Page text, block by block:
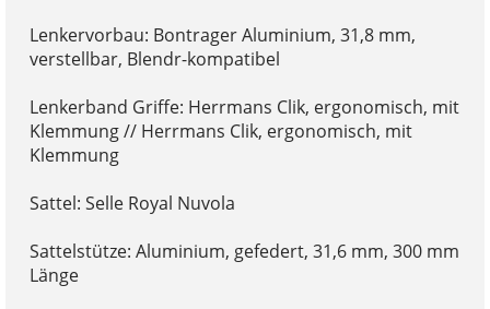
Lenkervorbau: Bontrager Aluminium, 31,8 mm,
verstellbar, Blendr-kompatibel
Lenkerband Griffe: Herrmans Clik, ergonomisch, mit
Klemmung // Herrmans Clik, ergonomisch, mit
Klemmung
Sattel: Selle Royal Nuvola
Sattelstütze: Aluminium, gefedert, 31,6 mm, 300 mm
Länge